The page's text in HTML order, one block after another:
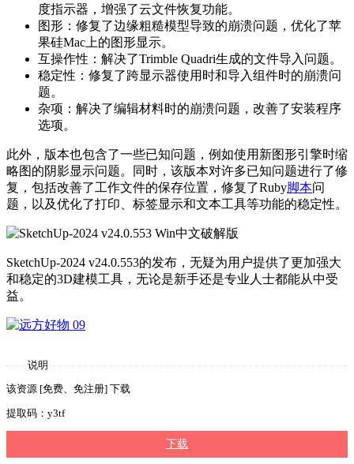
度指示器，增强了云文件恢复功能。
图形：修复了边缘粗糙模型导致的崩溃问题，优化了苹
果硅Mac上的图形显示。
互操作性：解决了Trimble Quadri生成的文件导入问题。
稳定性：修复了跨显示器使用时和导入组件时的崩溃问
题。
杂项：解决了编辑材料时的崩溃问题，改善了安装程序
选项。
此外，版本也包含了一些已知问题，例如使用新图形引擎时缩
略图的阴影显示问题。同时，该版本对许多已知问题进行了修
复，包括改善了工作文件的保存位置，修复了Ruby脚本问
题，以及优化了打印、标签显示和文本工具等功能的稳定性。
SketchUp-2024 v24.0.553的发布，无疑为用户提供了更加强大
和稳定的3D建模工具，无论是新手还是专业人士都能从中受
益。
说明
该资源 [免费、免注册] 下载
提取码：y3tf
下载